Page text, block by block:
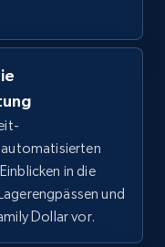
Currency, Initial
anfangen
by shop url
Currency, Initial
and more.
in die
und
Dollar vor.